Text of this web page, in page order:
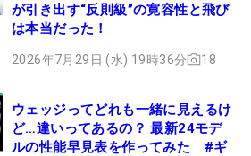
が引き出す“反則級”の寛容性と飛び
は本当だった！
2026年7月29日 (水) 19時36分 18
ウェッジってどれも一緒に見えるけ
ど…違いってあるの？ 最新24モデ
ルの性能早見表を作ってみた #ギ